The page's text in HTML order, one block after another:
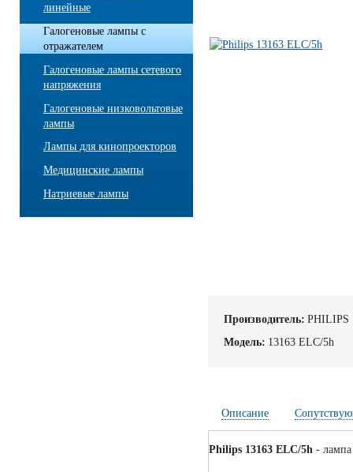
линейные
Галогеновые лампы с
отражателем
Галогеновые лампы сетевого
напряжения
Галогеновые низковольтовые
лампы
Лампы для кинопроекторов
Медицинские лампы
Натриевые лампы
Производитель: PHILIPS
Модель: 13163 ELC/5h
Описание
Philips 13163 ELC/5h - лампа